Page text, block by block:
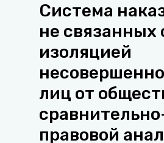
Система
не связанных
изоляцией
лиц от
правовой